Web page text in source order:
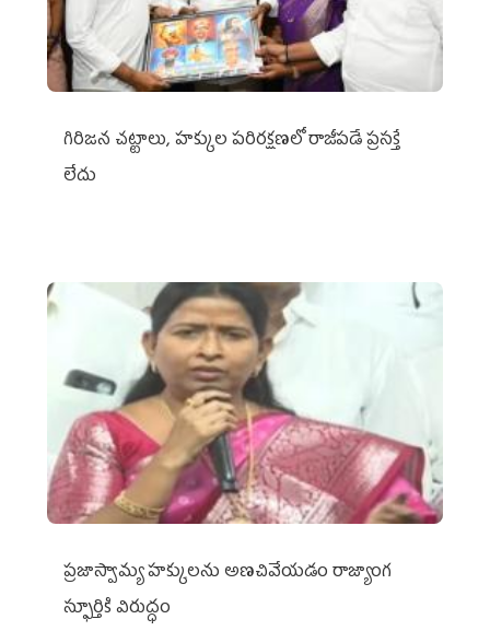
గిరిజన చట్టాలు, హక్కుల పరిరక్షణలో రాజీపడే ప్రసక్తే
లేదు
ప్రజాస్వామ్య హక్కులను అణచివేయడం రాజ్యాంగ
స్ఫూర్తికి విరుద్ధం